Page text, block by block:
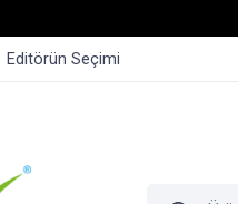
Editörün Seçimi